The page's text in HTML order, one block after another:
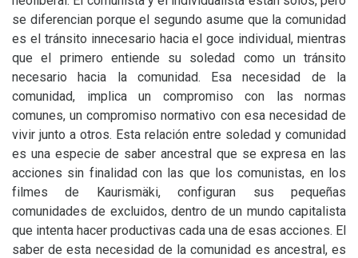
se diferencian porque el segundo asume que la comunidad
es el tránsito innecesario hacia el goce individual, mientras
que el primero entiende su soledad como un tránsito
necesario hacia la comunidad. Esa necesidad de la
comunidad, implica un compromiso con las normas
comunes, un compromiso normativo con esa necesidad de
vivir junto a otros. Esta relación entre soledad y comunidad
es una especie de saber ancestral que se expresa en las
acciones sin finalidad con las que los comunistas, en los
filmes de Kaurismäki, configuran sus pequeñas
comunidades de excluidos, dentro de un mundo capitalista
que intenta hacer productivas cada una de esas acciones. El
saber de esta necesidad de la comunidad es ancestral, es